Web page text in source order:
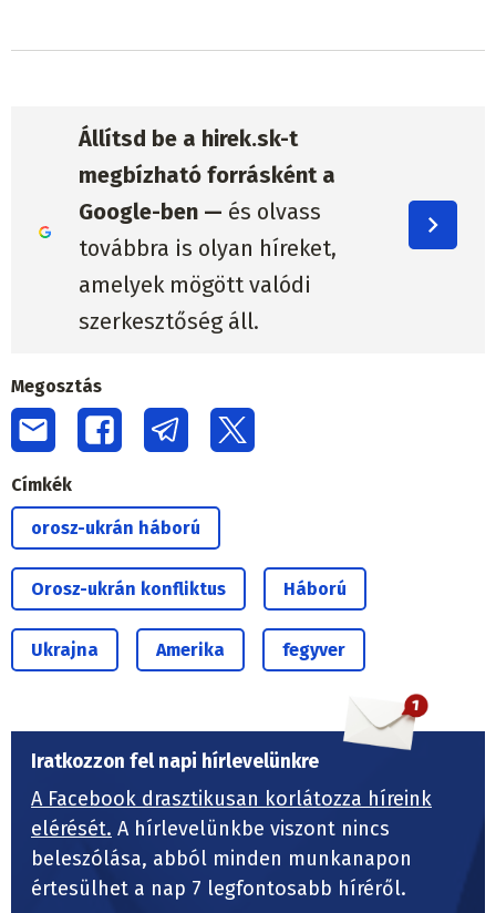
Állítsd be a hirek.sk-t
megbízható forrásként a
Google-ben — és olvass
továbbra is olyan híreket,
amelyek mögött valódi
szerkesztőség áll.
Megosztás
Címkék
orosz-ukrán háború
Orosz-ukrán konfliktus Háború
Ukrajna Amerika fegyver
Iratkozzon fel napi hírlevelünkre
A Facebook drasztikusan korlátozza híreink
elérését. A hírlevelünkbe viszont nincs
beleszólása, abból minden munkanapon
értesülhet a nap 7 legfontosabb híréről.